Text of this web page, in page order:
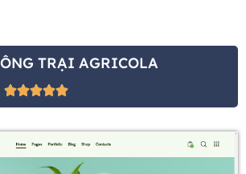
TRẠI AGRICOLA
